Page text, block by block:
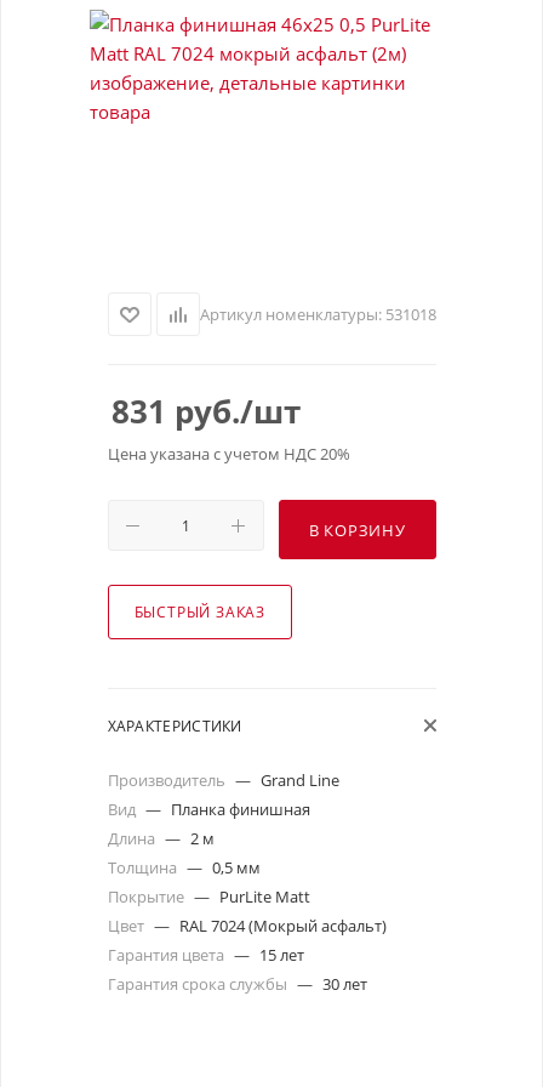
Артикул номенклатуры: 531018
831 руб./шт
Цена указана с учетом НДС 20%
В КОРЗИНУ
БЫСТРЫЙ ЗАКАЗ
ХАРАКТЕРИСТИКИ
Производитель — Grand Line
Вид — Планка финишная
Длина — 2 м
Толщина — 0,5 мм
Покрытие — PurLite Matt
Цвет — RAL 7024 (Мокрый асфальт)
Гарантия цвета — 15 лет
Гарантия срока службы — 30 лет